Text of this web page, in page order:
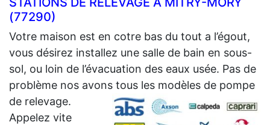
(77290)
Votre maison est en cotre bas du tout a l’égout,
vous désirez installez une salle de bain en sous-
sol, ou loin de l’évacuation des eaux usée. Pas de
problème nos avons tous les modèles de pompe
de relevage.
Appelez vite